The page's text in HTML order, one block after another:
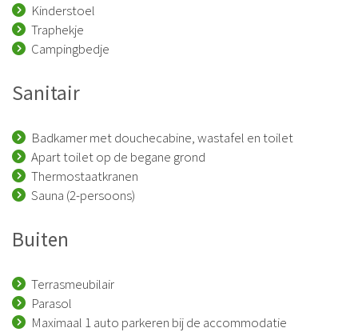
Kinderstoel
Traphekje
Campingbedje
Sanitair
Badkamer met douchecabine, wastafel en toilet
Apart toilet op de begane grond
Thermostaatkranen
Sauna (2-persoons)
Buiten
Terrasmeubilair
Parasol
Maximaal 1 auto parkeren bij de accommodatie